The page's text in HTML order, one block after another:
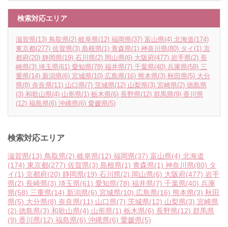
検索対応エリア
滋賀県(13) 鳥取県(2) 岐阜県(12) 福岡県(37) 富山県(4) 北海道(174)
東京都(277) 佐賀県(3) 島根県(1) 青森県(1) 神奈川県(80) タイ (1) 京
都府(20) 静岡県(19) 石川県(2) 岡山県(6) 大阪府(477) 岩手県(2) 長
崎県(3) 埼玉県(61) 愛知県(78) 福井県(7) 千葉県(40) 兵庫県(58) 三
重県(14) 新潟県(6) 宮城県(10) 広島県(16) 熊本県(3) 秋田県(5) 大分
県(8) 奈良県(11) 山口県(7) 茨城県(12) 山梨県(3) 宮崎県(2) 徳島県
(3) 和歌山県(4) 山形県(1) 栃木県(6) 長野県(12) 群馬県(9) 香川県
(12) 福島県(6) 沖縄県(6) 愛媛県(5)
検索対応エリア
滋賀県(13) 鳥取県(2) 岐阜県(12) 福岡県(37) 富山県(4) 北海道
(174) 東京都(277) 佐賀県(3) 島根県(1) 青森県(1) 神奈川県(80) タ
イ(1) 京都府(20) 静岡県(19) 石川県(2) 岡山県(6) 大阪府(477) 岩手
県(2) 長崎県(3) 埼玉県(61) 愛知県(78) 福井県(7) 千葉県(40) 兵庫
県(58) 三重県(14) 新潟県(6) 宮城県(10) 広島県(16) 熊本県(3) 秋田
県(5) 大分県(8) 奈良県(11) 山口県(7) 茨城県(12) 山梨県(3) 宮崎県
(2) 徳島県(3) 和歌山県(4) 山形県(1) 栃木県(6) 長野県(12) 群馬県
(9) 香川県(12) 福島県(6) 沖縄県(6) 愛媛県(5)